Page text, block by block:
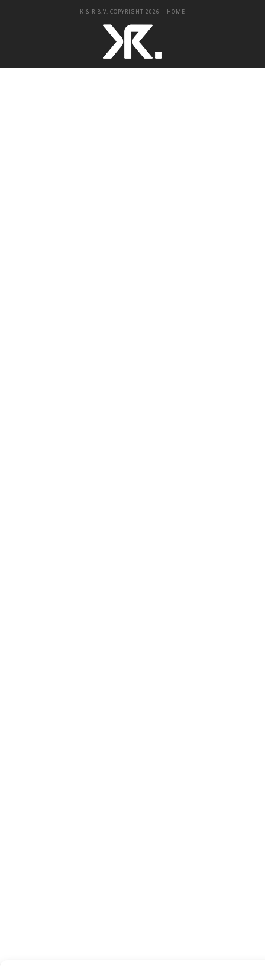
K & R B.V. COPYRIGHT 2026 | HOME